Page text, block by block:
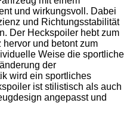
und wirkungsvoll. Dabei
und Richtungsstabilität
Der Heckspoiler hebt zum
und betont zum
Weise die sportliche
der
wird ein sportliches
ist stilistisch als auch
angepasst und